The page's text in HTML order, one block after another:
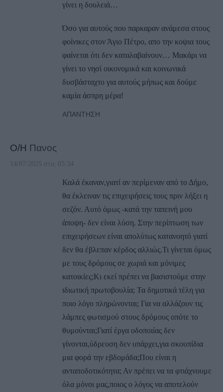
γίνει η δουλειά…
Όσο για αυτούς που παρκαραν ανάμεσα στους
φοίνικες στον Άγιο Πέτρο, απο την κοψια τους
φαίνεται ότι δεν καταλαβαίνουν… Μακάρι να
γίνει το νησί οικονομικά και κοινωνικά
δυσβάσταχτο για αυτούς μήπως και δούμε
καμία άσπρη μέρα!
ΑΠΆΝΤΗΣΗ
Ο/Η Πανος
14/07/2025 στις 05:34
Καλά έκαναν,γιατί αν περίμεναν από το Δήμο,
θα έκλειναν τις επιχειρήσεις τους πριν λήξει η
σεζόν. Αυτό όμως -κατά την ταπεινή μου
άποψη- δεν είναι λύση. Στην περίπτωση των
επιχειρήσεων είναι απολύτως κατανοητό γιατί
δεν θα έβλεπαν κέρδος αλλιώς.Τι γίνεται όμως
με τους δρόμους σε χωριά και μόνιμες
κατοικίες;Κι εκεί πρέπει να βασιστούμε στην
ιδιωτική πρωτοβουλία; Τα δημοτικά τέλη για
ποιο λόγο πληρώνονται; Για να αλλάζουν τις
λάμπες φωτισμού στους δρόμους οπότε το
θυμούνται;Γιατί έργα οδοποιίας δεν
γίνονται,ύδρευση δεν υπάρχει,για σκουπίδια
μια φορά την εβδομάδα;Που είναι η
ανταποδοτικότητα; Αν πρέπει να τα φτιάχνουμε
όλα μόνοι μας,ποιος ο λόγος να αποτελούν